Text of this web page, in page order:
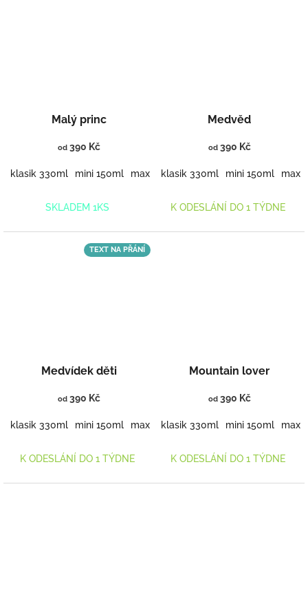
Malý princ
od390 Kč
klasik 330ml mini 150ml maxi 460ml
SKLADEM 1KS
Medvěd
od390 Kč
klasik 330ml mini 150ml maxi
K ODESLÁNÍ DO 1 TÝDNE
TEXT NA PŘÁNÍ
Medvídek děti
od390 Kč
klasik 330ml mini 150ml maxi 460ml
K ODESLÁNÍ DO 1 TÝDNE
Mountain lover
od390 Kč
klasik 330ml mini 150ml maxi
K ODESLÁNÍ DO 1 TÝDNE